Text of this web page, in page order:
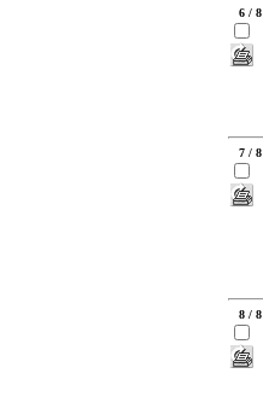
6 / 8
7 / 8
8 / 8